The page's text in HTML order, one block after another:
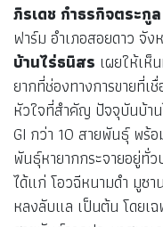
ภิรเดช กำธรกิจตระกูล
ฟาร์ม อำเภอสอยดาว จั
บ้านไร่ธนิสร เผยให้เห็
ยากที่ช่องทางการขายที่
หัวใจที่สำคัญ ปัจจุบันบ้า
GI กว่า 10 สายพันธุ์ พร้
พันธุ์หายากกระจายอยู่ทั่
ได้แก่ โอวฉีหนามดำ มูซ
หลงลับแล เป็นต้น โดยเ